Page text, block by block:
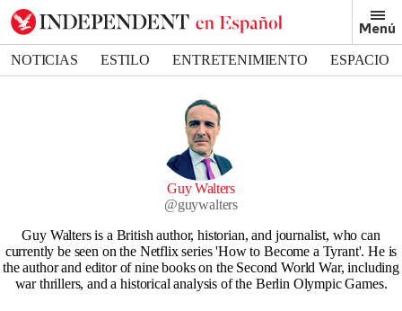
Menú
NOTICIAS ESTILO ENTRETENIMIENTO
ESPACIO
Guy Walters
@guywalters
Guy Walters is a British author, historian, and journalist, who can
currently be seen on the Netflix series 'How to Become a Tyrant'. He is
the author and editor of nine books on the Second World War, including
war thrillers, and a historical analysis of the Berlin Olympic Games.